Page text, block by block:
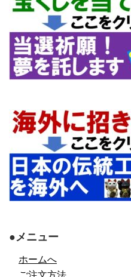
●メニュー
ホームへ
ご注文方法